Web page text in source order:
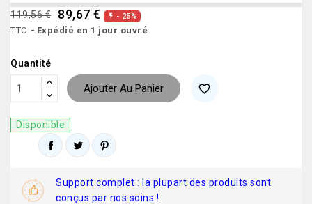
119,56 € 89,67 €  - 25%
TTC Expédié en 1 jour ouvré
Quantité
Ajouter Au Panier favorite_border
Disponible
Support complet : la plupart des produits sont
conçus par nos soins !